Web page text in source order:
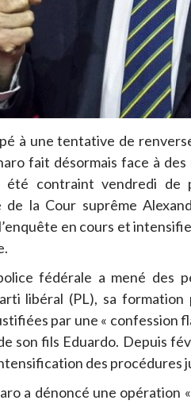
à une tentative de
fait désormais face à
été contraint vendredi de
la Cour suprême
en cours et
fédérale a mené des
libéral (PL), sa
par une « confession
son fils Eduardo. Depuis
des procédures
a dénoncé une opération